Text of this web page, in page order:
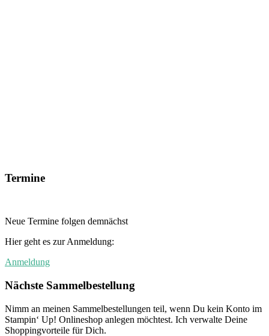
Termine
Neue Termine folgen demnächst
Hier geht es zur Anmeldung:
Anmeldung
Nächste Sammelbestellung
Nimm an meinen Sammelbestellungen teil, wenn Du kein Konto im
Stampin‘ Up! Onlineshop anlegen möchtest. Ich verwalte Deine
Shoppingvorteile für Dich.